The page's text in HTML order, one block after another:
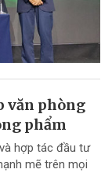
văn phòng
phẩm
hợp tác đầu tư
mẽ trên mọi